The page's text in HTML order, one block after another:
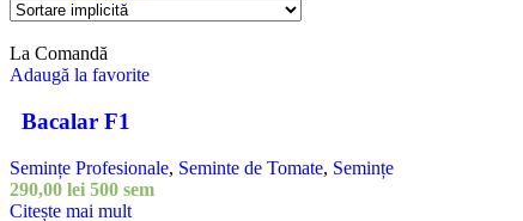
La Comandă
Adaugă la favorite
Bacalar F1
Semințe Profesionale, Seminte de Tomate, Semințe
290,00 lei 500 sem
Citește mai mult